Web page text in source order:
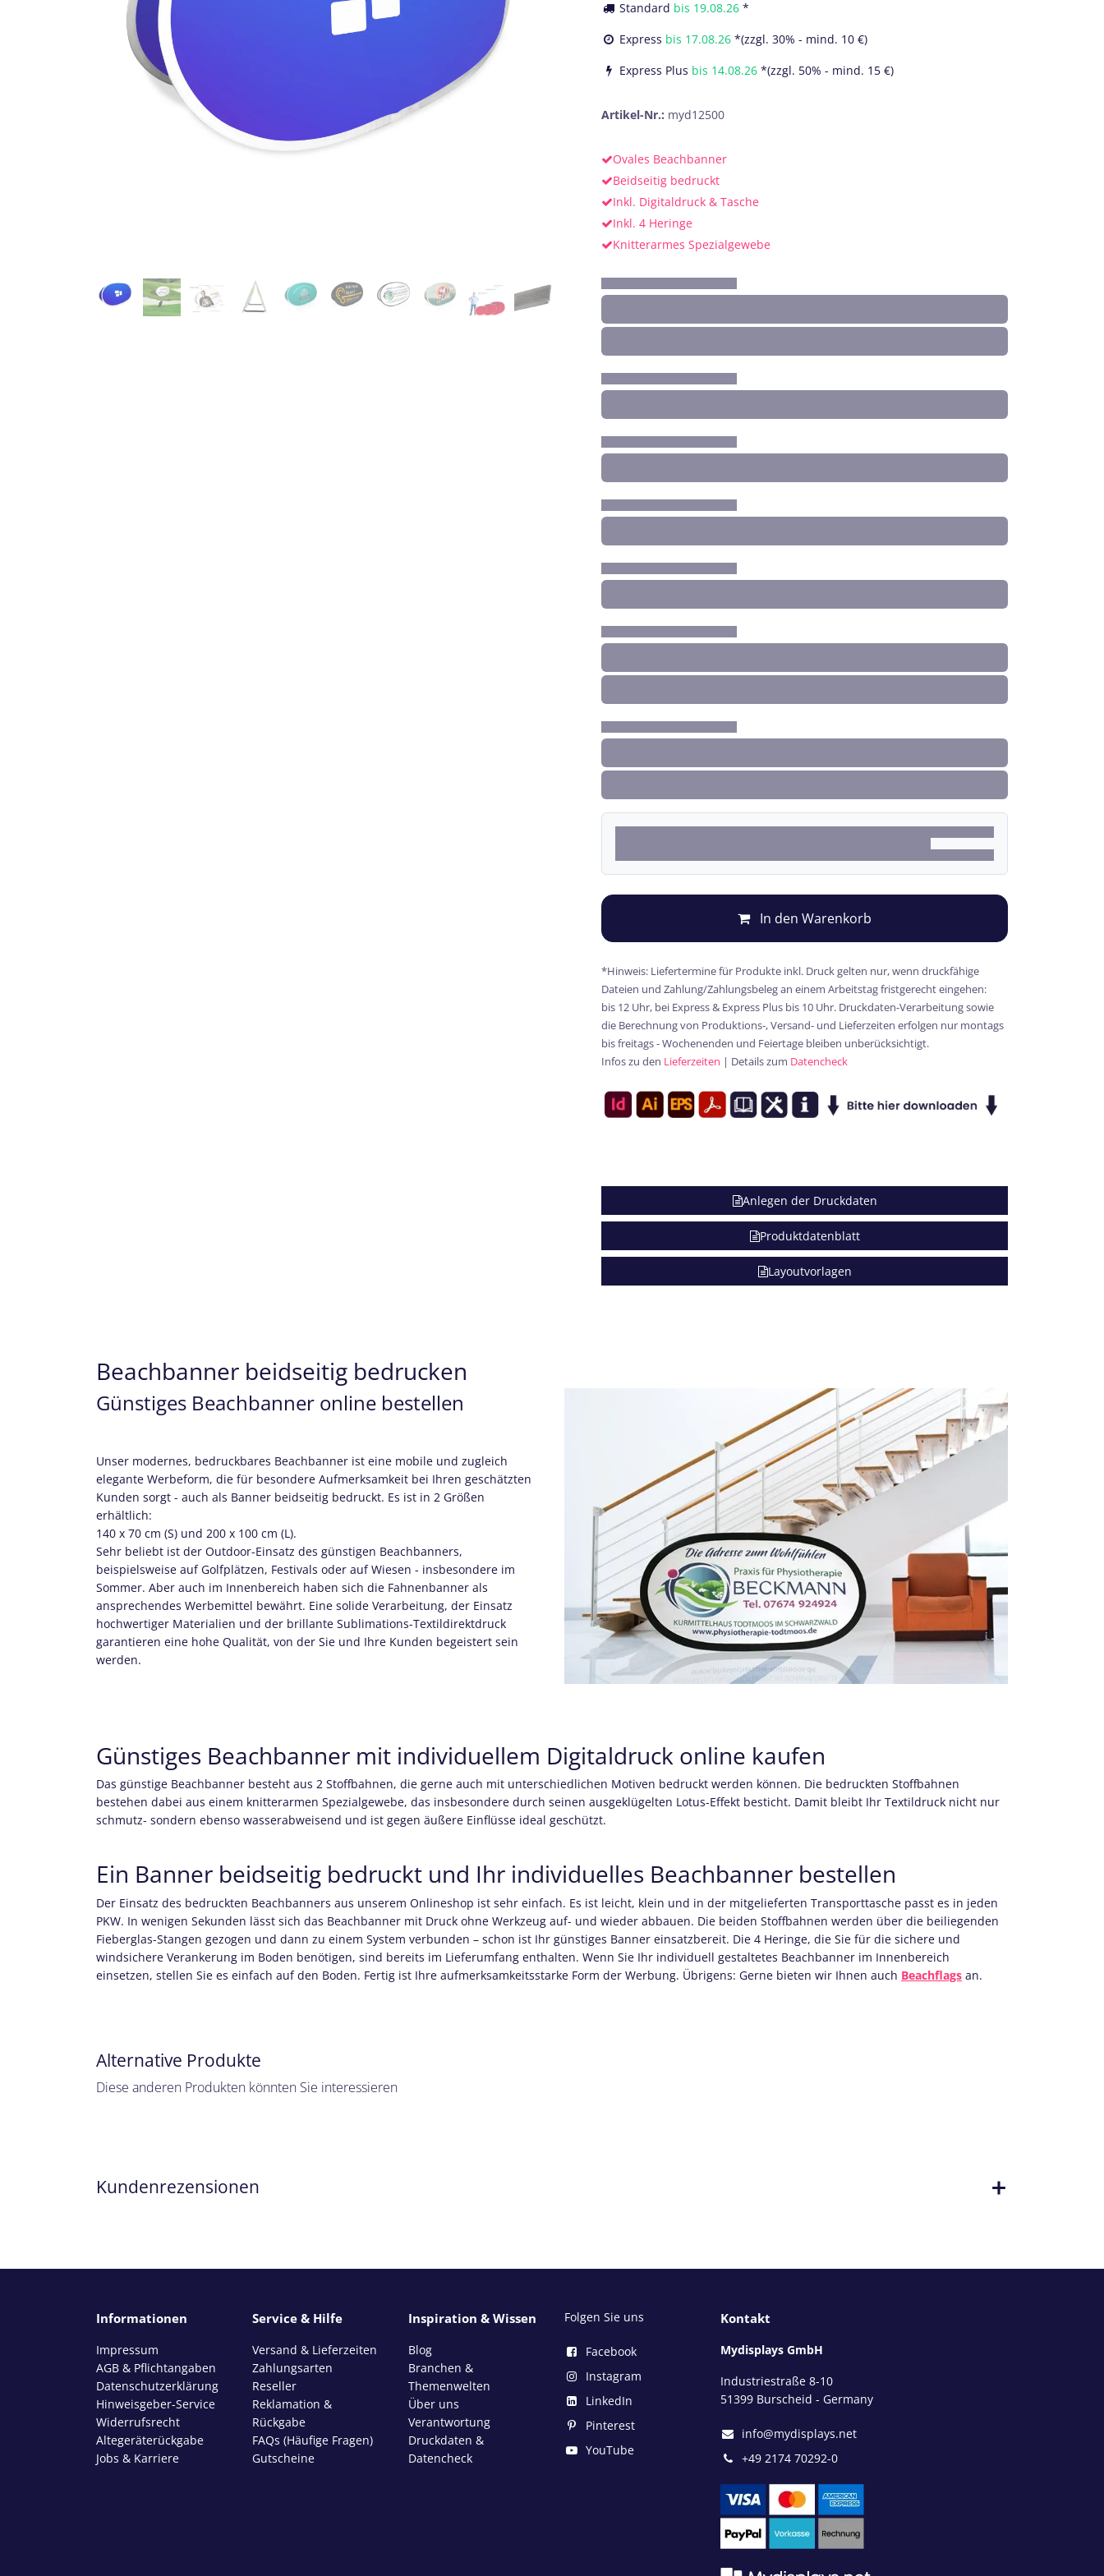
Standard bis 19.08.26 *
Express bis 17.08.26 *(zzgl. 30% - mind. 10 €)
Express Plus bis 14.08.26 *(zzgl. 50% - mind. 15 €)
Artikel-Nr.: myd12500
Ovales Beachbanner
Beidseitig bedruckt
Inkl. Digitaldruck & Tasche
Inkl. 4 Heringe
Knitterarmes Spezialgewebe
In den Warenkorb
*Hinweis: Liefertermine für Produkte inkl. Druck gelten nur, wenn druckfähige
Dateien und Zahlung/Zahlungsbeleg an einem Arbeitstag fristgerecht eingehen:
bis 12 Uhr, bei Express & Express Plus bis 10 Uhr. Druckdaten-Verarbeitung sowie
die Berechnung von Produktions-, Versand- und Lieferzeiten erfolgen nur montags
bis freitags - Wochenenden und Feiertage bleiben unberücksichtigt.
Infos zu den Lieferzeiten | Details zum Datencheck
Anlegen der Druckdaten
Produktdatenblatt
Layoutvorlagen
Beachbanner beidseitig bedrucken
Günstiges Beachbanner online bestellen
Unser modernes, bedruckbares Beachbanner ist eine mobile und zugleich
elegante Werbeform, die für besondere Aufmerksamkeit bei Ihren geschätzten
Kunden sorgt - auch als Banner beidseitig bedruckt. Es ist in 2 Größen
erhältlich:
140 x 70 cm (S) und 200 x 100 cm (L).
Sehr beliebt ist der Outdoor-Einsatz des günstigen Beachbanners,
beispielsweise auf Golfplätzen, Festivals oder auf Wiesen - insbesondere im
Sommer. Aber auch im Innenbereich haben sich die Fahnenbanner als
ansprechendes Werbemittel bewährt. Eine solide Verarbeitung, der Einsatz
hochwertiger Materialien und der brillante Sublimations-Textildirektdruck
garantieren eine hohe Qualität, von der Sie und Ihre Kunden begeistert sein
werden.
Günstiges Beachbanner mit individuellem Digitaldruck online kaufen
Das günstige Beachbanner besteht aus 2 Stoffbahnen, die gerne auch mit unterschiedlichen Motiven bedruckt werden können. Die bedruckten Stoffbahnen
bestehen dabei aus einem knitterarmen Spezialgewebe, das insbesondere durch seinen ausgeklügelten Lotus-Effekt besticht. Damit bleibt Ihr Textildruck nicht nur
schmutz- sondern ebenso wasserabweisend und ist gegen äußere Einflüsse ideal geschützt.
Ein Banner beidseitig bedruckt und Ihr individuelles Beachbanner bestellen
Der Einsatz des bedruckten Beachbanners aus unserem Onlineshop ist sehr einfach. Es ist leicht, klein und in der mitgelieferten Transporttasche passt es in jeden
PKW. In wenigen Sekunden lässt sich das Beachbanner mit Druck ohne Werkzeug auf- und wieder abbauen. Die beiden Stoffbahnen werden über die beiliegenden
Fieberglas-Stangen gezogen und dann zu einem System verbunden – schon ist Ihr günstiges Banner einsatzbereit. Die 4 Heringe, die Sie für die sichere und
windsichere Verankerung im Boden benötigen, sind bereits im Lieferumfang enthalten. Wenn Sie Ihr individuell gestaltetes Beachbanner im Innenbereich
einsetzen, stellen Sie es einfach auf den Boden. Fertig ist Ihre aufmerksamkeitsstarke Form der Werbung. Übrigens: Gerne bieten wir Ihnen auch Beachflags an.
Alternative Produkte
Diese anderen Produkten könnten Sie interessieren
Kundenrezensionen
Informationen
Impressum
AGB & Pflichtangaben
Datenschutzerklärung
Hinweisgeber-Service
Widerrufsrecht
Altegeräterückgabe
Jobs & Karriere
Service & Hilfe
Versand & Lieferzeiten
Zahlungsarten
Reseller
Reklamation &
Rückgabe
FAQs (Häufige Fragen)
Gutscheine
Inspiration & Wissen
Blog
Branchen &
Themenwelten
Über uns
Verantwortung
Druckdaten &
Datencheck
Folgen Sie uns
Facebook
Instagram
LinkedIn
Pinterest
YouTube
Kontakt
Mydisplays GmbH
Industriestraße 8-10
51399 Burscheid - Germany
info@mydisplays.net
+49 2174 70292-0